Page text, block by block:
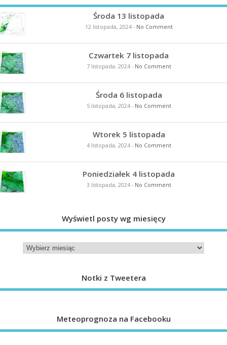
Środa 13 listopada
12 listopada, 2024- No Comment
Czwartek 7 listopada
7 listopada, 2024- No Comment
Środa 6 listopada
5 listopada, 2024- No Comment
Wtorek 5 listopada
4 listopada, 2024- No Comment
Poniedziałek 4 listopada
3 listopada, 2024- No Comment
Wyświetl posty wg miesięcy
Notki z Tweetera
Meteoprognoza na Facebooku